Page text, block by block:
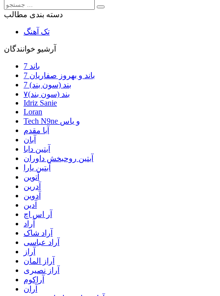
دسته بندی مطالب
تک آهنگ
آرشیو خوانندگان
7 باند
7 باند و بهروز صفاریان
7 بند (سون بند)
۷بند (سون بند)
Idriz Sanie
Loran
Tech N9ne و یاس
آبا مقدم
آبان
آبتین دابا
آبتین روحبخش داوران
آبتین یارا
آتوین
آدرین
آدوین
آدین
آر اس اچ
آراد
آراد شاک
آراد عباسی
آراز
آراز المان
آراز نصیری
آراکوم
آران